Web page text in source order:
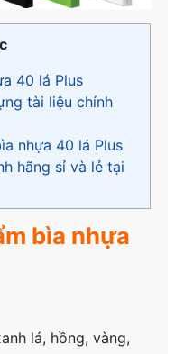
40 lá Plus
tài liệu chính
nhựa 40 lá Plus
hãng sỉ và lẻ tại
bìa nhựa
lá, hồng, vàng,